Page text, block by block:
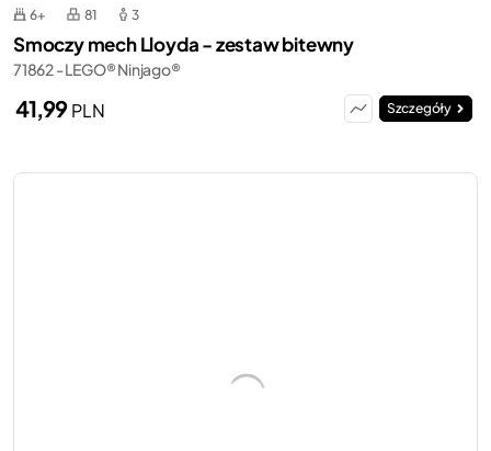
6+ 81 3
Smoczy mech Lloyda - zestaw bitewny
71862 - LEGO® Ninjago®
41,99PLN Szczegóły